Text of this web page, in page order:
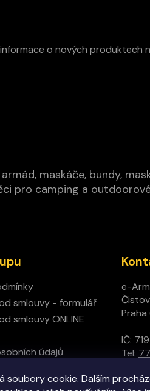
soubory cookie. Dalším
o nových produktech
maskáče, bundy,
pro camping a
smlouvy - formulář
smlouvy ONLINE
údajů
e-
Praha
IČ:
Tel: